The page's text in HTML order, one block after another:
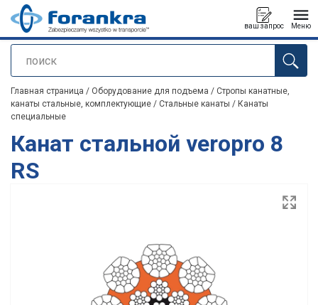
поиск
ваш запрос Меню
Продукт добавлен в ваш запрос
Главная страница / Оборудование для подъема / Стропы канатные,
канаты стальные, комплектующие / Стальные канаты / Канаты
специальные
Канат стальной veropro 8
RS